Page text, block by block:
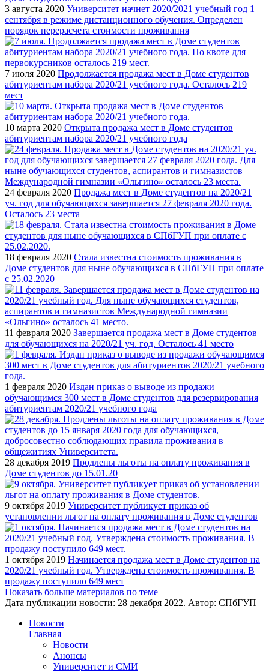
3 августа 2020 Университет начнет 2020/2021 учебный год 1
сентября в режиме дистанционного обучения. Определен
порядок перерасчета стоимости проживания
7 июля 2020 Продолжается продажа мест в Доме студентов
абитуриентам набора 2020/21 учебного года. Осталось 219
мест
10 марта 2020 Открыта продажа мест в Доме студентов
абитуриентам набора 2020/21 учебного года
24 февраля 2020 Продажа мест в Доме студентов на 2020/21
уч. год для обучающихся завершается 27 февраля 2020 года.
Осталось 23 места
18 февраля 2020 Стала известна стоимость проживания в
Доме студентов для ныне обучающихся в СПбГУП при оплате
с 25.02.2020
11 февраля 2020 Завершается продажа мест в Доме студентов
для обучающихся на 2020/21 уч. год. Осталось 41 место
1 февраля 2020 Издан приказ о выводе из продажи
обучающимся 300 мест в Доме студентов для резервирования
абитуриентам 2020/21 учебного года
28 декабря 2019 Продлены льготы на оплату проживания в
Доме студентов до 15.01.20
9 октября 2019 Университет публикует приказ об
установлении льгот на оплату проживания в Доме студентов
1 октября 2019 Начинается продажа мест в Доме студентов на
2020/21 учебный год. Утверждена стоимость проживания. В
продажу поступило 649 мест
Показать больше материалов по теме
Дата публикации новости: 28 декабря 2022. Автор: СПбГУП
Новости
Главная
Новости
Анонсы
Университет и СМИ